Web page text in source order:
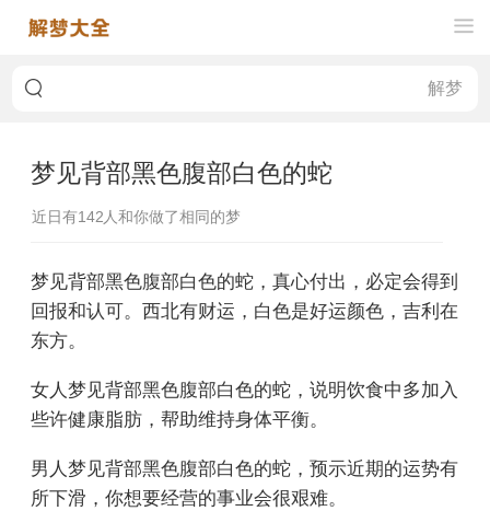
梦见背部黑色腹部白色的蛇
近日有142人和你做了相同的梦
梦见背部黑色腹部白色的蛇，真心付出，必定会得到
回报和认可。西北有财运，白色是好运颜色，吉利在
东方。
女人梦见背部黑色腹部白色的蛇，说明饮食中多加入
些许健康脂肪，帮助维持身体平衡。
男人梦见背部黑色腹部白色的蛇，预示近期的运势有
所下滑，你想要经营的事业会很艰难。